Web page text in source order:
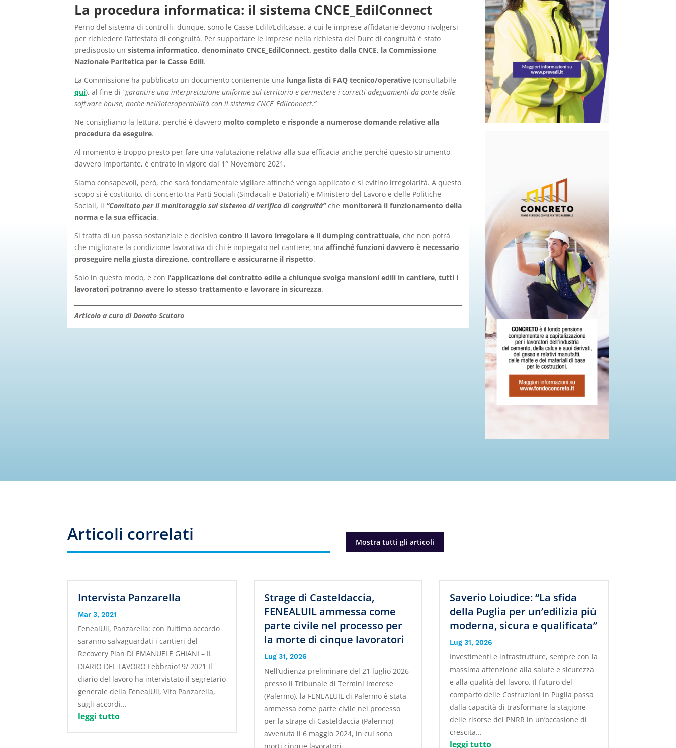
La procedura informatica: il sistema CNCE_EdilConnect
Perno del sistema di controlli, dunque, sono le Casse Edili/Edilcasse, a cui le imprese affidatarie devono rivolgersi
per richiedere l’attestato di congruità. Per supportare le imprese nella richiesta del Durc di congruità è stato
predisposto un sistema informatico, denominato CNCE_EdilConnect, gestito dalla CNCE, la Commissione
Nazionale Paritetica per le Casse Edili.
La Commissione ha pubblicato un documento contenente una lunga lista di FAQ tecnico/operative(consultabile
qui), al fine di “garantire una interpretazione uniforme sul territorio e permettere i corretti adeguamenti da parte delle
software house, anche nell’interoperabilità con il sistema CNCE_Edilconnect.”
Ne consigliamo la lettura, perché è davveromolto completo e risponde a numerose domande relative alla
procedura da eseguire.
Al momento è troppo presto per fare una valutazione relativa alla sua efficacia anche perché questo strumento,
davvero importante, è entrato in vigore dal 1° Novembre 2021.
Siamo consapevoli, però, che sarà fondamentale vigilare affinché venga applicato e si evitino irregolarità. A questo
scopo si è costituito, di concerto tra Parti Sociali (Sindacali e Datoriali) e Ministero del Lavoro e delle Politiche
Sociali, il “Comitato per il monitoraggio sul sistema di verifica di congruità”che monitorerà il funzionamento della
norma e la sua efficacia.
Si tratta di un passo sostanziale e decisivo contro il lavoro irregolare e il dumping contrattuale, che non potrà
che migliorare la condizione lavorativa di chi è impiegato nel cantiere, ma affinché funzioni davvero è necessario
proseguire nella giusta direzione, controllare e assicurarne il rispetto.
Solo in questo modo, e con l’applicazione del contratto edile a chiunque svolga mansioni edili in cantiere, tutti i
lavoratori potranno avere lo stesso trattamento e lavorare in sicurezza.
Articolo a cura di Donato Scutaro
Articoli correlati Mostra tutti gli articoli
Intervista Panzarella
Mar 3, 2021
FenealUil, Panzarella: con l’ultimo accordo
saranno salvaguardati i cantieri del
Recovery Plan DI EMANUELE GHIANI – IL
DIARIO DEL LAVORO Febbraio19/ 2021 Il
diario del lavoro ha intervistato il segretario
generale della FenealUil, Vito Panzarella,
sugli accordi...
leggi tutto
Strage di Casteldaccia,
FENEALUIL ammessa come
parte civile nel processo per
la morte di cinque lavoratori
Lug 31, 2026
Nell’udienza preliminare del 21 luglio 2026
presso il Tribunale di Termini Imerese
(Palermo), la FENEALUIL di Palermo è stata
ammessa come parte civile nel processo
per la strage di Casteldaccia (Palermo)
avvenuta il 6 maggio 2024, in cui sono
Saverio Loiudice: “La sfida
della Puglia per un’edilizia più
moderna, sicura e qualificata”
Lug 31, 2026
Investimenti e infrastrutture, sempre con la
massima attenzione alla salute e sicurezza
e alla qualità del lavoro. Il futuro del
comparto delle Costruzioni in Puglia passa
dalla capacità di trasformare la stagione
delle risorse del PNRR in un’occasione di
crescita...
leggi tutto